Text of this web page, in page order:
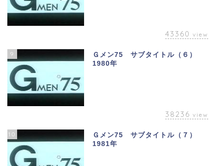
43360 view
9
Ｇメン75 サブタイトル（６）
1980年
38236 view
10
Ｇメン75 サブタイトル（７）
1981年